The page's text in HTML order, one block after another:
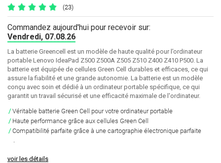
(23)
Commandez aujourd'hui pour recevoir sur:
Vendredi, 07.08.26
La batterie Greencell est un modèle de haute qualité pour l’ordinateur
portable Lenovo IdeaPad Z500 Z500A Z505 Z510 Z400 Z410 P500. La
batterie est équipée de cellules Green Cell durables et efficaces, ce qui
assure la fiabilité et une grande autonomie. La batterie est un modèle
conçu avec soin et dédié à un ordinateur portable spécifique, ce qui
garantit un travail sécurisé et une efficacité maximale de l'ordinateur.
Véritable batterie Green Cell pour votre ordinateur portable
Haute performance grâce aux cellules Green Cell
Compatibilité parfaite grâce à une cartographie électronique parfaite
.
voir les détails